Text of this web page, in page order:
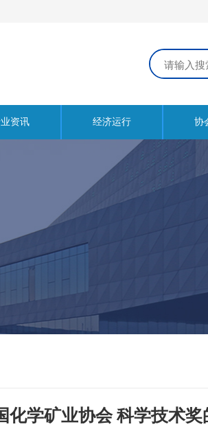
资讯 经济运行 协
化学矿业协会 科学技术奖